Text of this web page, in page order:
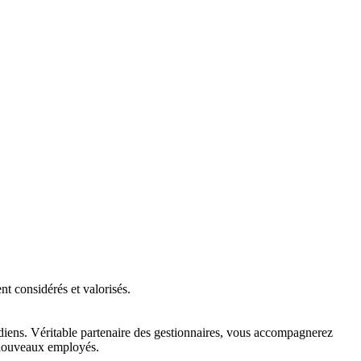
considérés et valorisés.
Véritable partenaire des gestionnaires, vous accompagnerez
employés.